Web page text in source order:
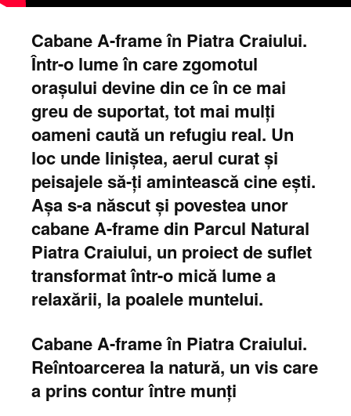
Cabane A-frame în Piatra Craiului.
Într-o lume în care zgomotul
orașului devine din ce în ce mai
greu de suportat, tot mai mulți
oameni caută un refugiu real. Un
loc unde liniștea, aerul curat și
peisajele să-ți amintească cine ești.
Așa s-a născut și povestea unor
cabane A-frame din Parcul Natural
Piatra Craiului, un proiect de suflet
transformat într-o mică lume a
relaxării, la poalele muntelui.
Cabane A-frame în Piatra Craiului.
Reîntoarcerea la natură, un vis care
a prins contur între munți